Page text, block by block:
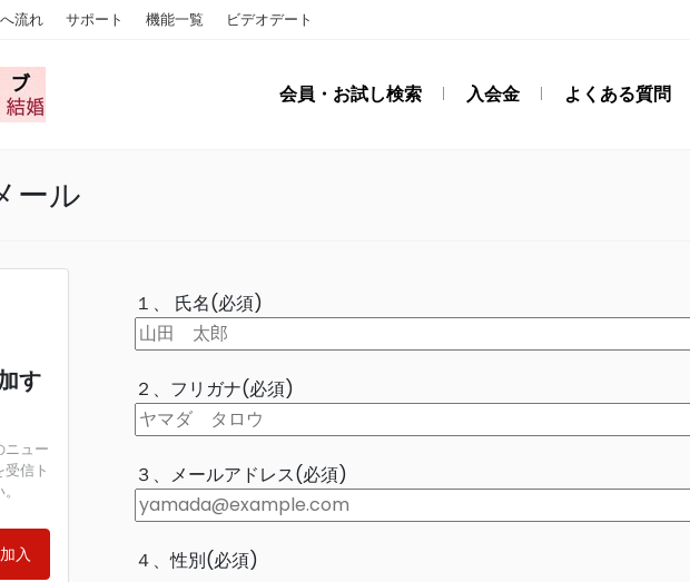
流れ サポート 機能一覧 ビデオデート
会員・お試し検索 入会金 よくある質問
ール
１、 氏名(必須)
２、フリガナ(必須)
３、メールアドレス(必須)
４、性別(必須)
す
ニュー
信ト
加入